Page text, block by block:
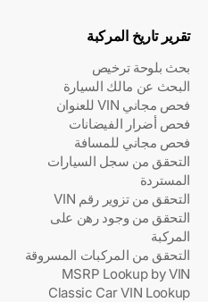
تقرير تاريخ المركبة
بحث بلوحة ترخيص
البحث عن مالك السيارة
فحص مجاني VIN للعنوان
فحص أضرار الفيضانات
فحص مجاني للمسافة
التحقق من سجل السيارات
المستردة
التحقق من تزوير رقم VIN
التحقق من وجود رهن على
المركبة
التحقق من المركبات المسروقة
MSRP Lookup by VIN
Classic Car VIN Lookup